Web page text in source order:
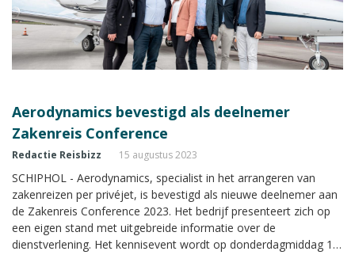
Aerodynamics bevestigd als deelnemer
Zakenreis Conference
Redactie Reisbizz 15 augustus 2023
SCHIPHOL - Aerodynamics, specialist in het arrangeren van
zakenreizen per privéjet, is bevestigd als nieuwe deelnemer aan
de Zakenreis Conference 2023. Het bedrijf presenteert zich op
een eigen stand met uitgebreide informatie over de
dienstverlening. Het kennisevent wordt op donderdagmiddag 14